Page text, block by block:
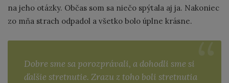
na jeho otázky. Občas som sa niečo spýtala aj ja. Nakoniec
zo mňa strach odpadol a všetko bolo úplne krásne.
Dobre sme sa porozprávali, a dohodli sme si
ďalšie stretnutie. Zrazu z toho boli stretnutia